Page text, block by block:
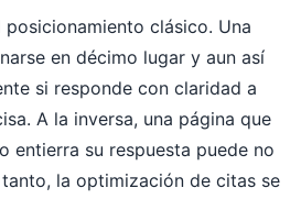
clásico. Una
en décimo lugar y aun así
si responde con claridad a
A la inversa, una página que
entierra su respuesta puede no
la optimización de citas se